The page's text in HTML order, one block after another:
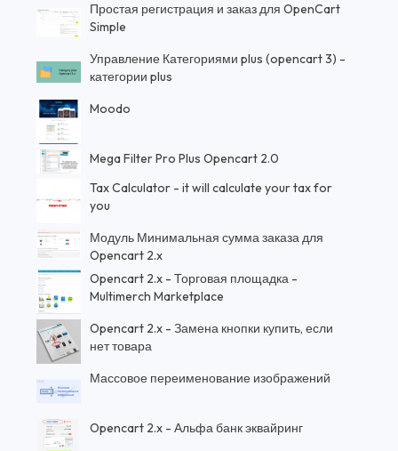
Простая регистрация и заказ для OpenCart
Simple
Управление Категориями plus (opencart 3) -
категории plus
Moodo
Mega Filter Pro Plus Opencart 2.0
Tax Calculator - it will calculate your tax for
you
Модуль Минимальная сумма заказа для
Opencart 2.x
Opencart 2.x - Торговая площадка -
Multimerch Marketplace
Opencart 2.x - Замена кнопки купить, если
нет товара
Массовое переименование изображений
Opencart 2.x - Альфа банк эквайринг